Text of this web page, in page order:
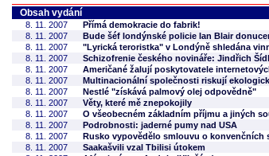
Obsah vydání
8. 11. 2007 Přímá demokracie do fabrik!
8. 11. 2007
Bude šéf londýnské policie Ian Blair
8. 11. 2007
"Lyrická teroristka" v Londýně shledána
8. 11. 2007
Schizofrenie českého novináře: Jindřich
8. 11. 2007
Američané žalují poskytovatele
8. 11. 2007
Multinacionální společnosti riskují
8. 11. 2007
Nestlé "získává palmový olej odpovědně"
8. 11. 2007
Věty, které mě znepokojily
8. 11. 2007
O všeobecném základním příjmu a jiných
8. 11. 2007
Podrobnosti: jaderné pumy nad USA
8. 11. 2007
Rusko vypovědělo smlouvu o konvenčních
8. 11. 2007
Saakašvili vzal Tbilisi útokem